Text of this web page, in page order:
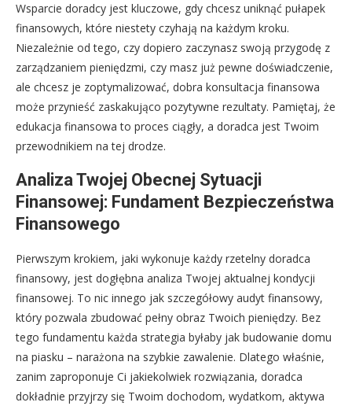
Wsparcie doradcy jest kluczowe, gdy chcesz uniknąć pułapek
finansowych, które niestety czyhają na każdym kroku.
Niezależnie od tego, czy dopiero zaczynasz swoją przygodę z
zarządzaniem pieniędzmi, czy masz już pewne doświadczenie,
ale chcesz je zoptymalizować, dobra konsultacja finansowa
może przynieść zaskakująco pozytywne rezultaty. Pamiętaj, że
edukacja finansowa to proces ciągły, a doradca jest Twoim
przewodnikiem na tej drodze.
Analiza Twojej Obecnej Sytuacji
Finansowej: Fundament Bezpieczeństwa
Finansowego
Pierwszym krokiem, jaki wykonuje każdy rzetelny doradca
finansowy, jest dogłębna analiza Twojej aktualnej kondycji
finansowej. To nic innego jak szczegółowy audyt finansowy,
który pozwala zbudować pełny obraz Twoich pieniędzy. Bez
tego fundamentu każda strategia byłaby jak budowanie domu
na piasku – narażona na szybkie zawalenie. Dlatego właśnie,
zanim zaproponuje Ci jakiekolwiek rozwiązania, doradca
dokładnie przyjrzy się Twoim dochodom, wydatkom, aktywa